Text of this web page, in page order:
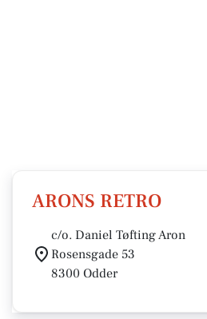
ARONS RETRO
c/o. Daniel Tøfting Aron
Rosensgade 53
8300 Odder